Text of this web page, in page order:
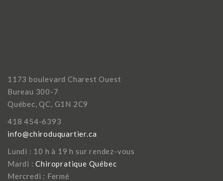
1173 boulevard Charest Ouest
Bureau 300-7
Québec, QC, G1N 2C9
418 454-6393
info@chiroduquartier.ca
Lundi : 10 h à 19 h sur rendez-vous
Mardi :Chiropratique Québec
Mercredi : Fermé